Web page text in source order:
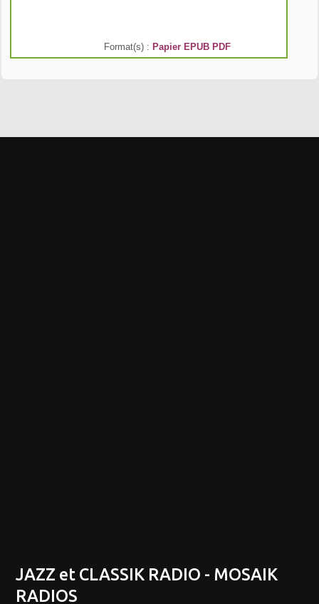
Format(s) : Papier EPUB PDF
JAZZ et CLASSIK RADIO - MOSAIK
RADIOS